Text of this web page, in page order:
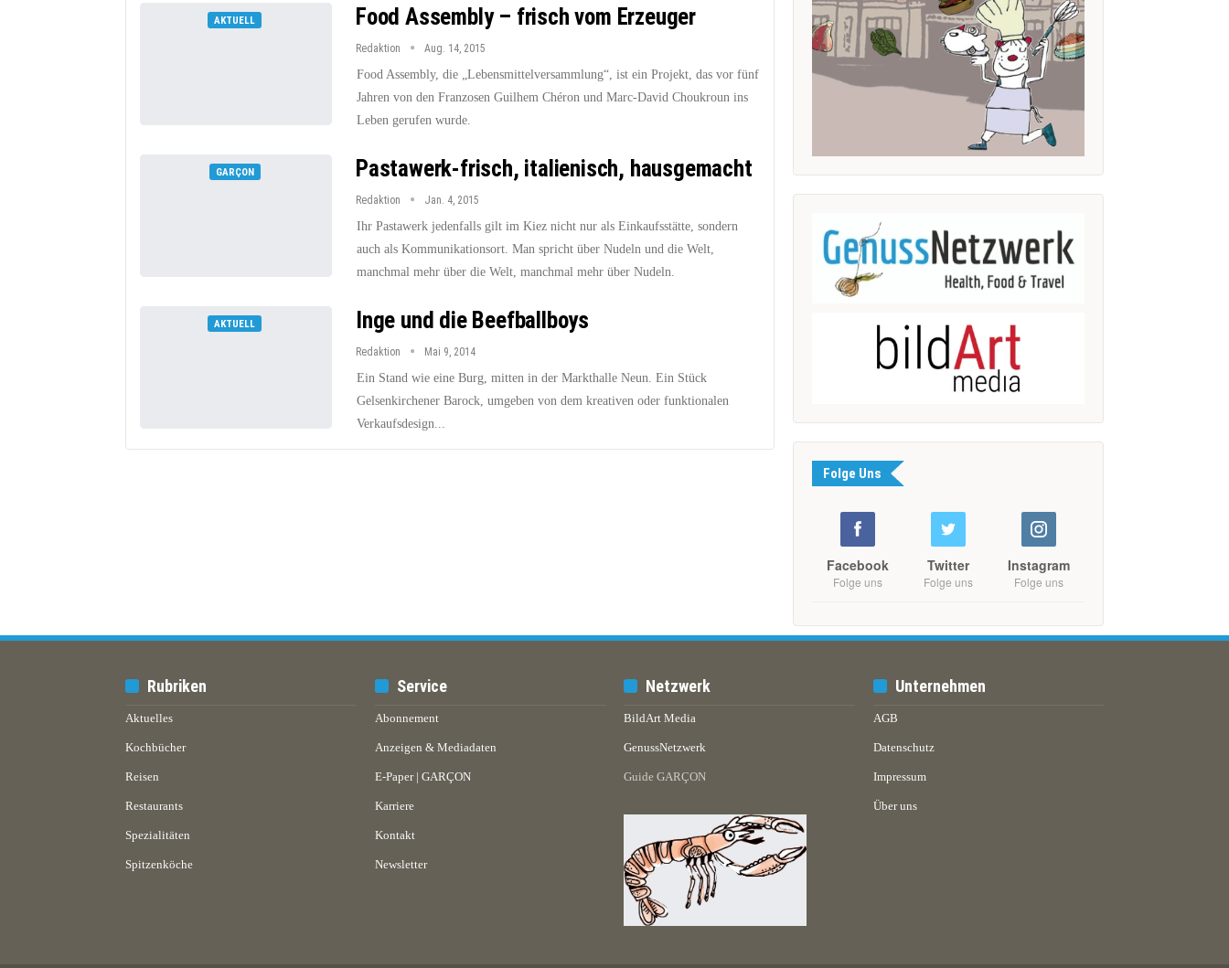
AKTUELL Food Assembly – frisch vom Erzeuger
Redaktion Aug. 14, 2015
Food Assembly, die „Lebensmittelversammlung“, ist ein Projekt, das vor fünf
Jahren von den Franzosen Guilhem Chéron und Marc-David Choukroun ins
Leben gerufen wurde.
GARÇON Pastawerk-frisch, italienisch, hausgemacht
Redaktion Jan. 4, 2015
Ihr Pastawerk jedenfalls gilt im Kiez nicht nur als Einkaufsstätte, sondern
auch als Kommunikationsort. Man spricht über Nudeln und die Welt,
manchmal mehr über die Welt, manchmal mehr über Nudeln.
AKTUELL Inge und die Beefballboys
Redaktion Mai 9, 2014
Ein Stand wie eine Burg, mitten in der Markthalle Neun. Ein Stück
Gelsenkirchener Barock, umgeben von dem kreativen oder funktionalen
Verkaufsdesign...
Folge Uns
Facebook
Folge uns
Twitter
Folge uns
Instagram
Folge uns
Rubriken
Aktuelles
Kochbücher
Reisen
Restaurants
Spezialitäten
Spitzenköche
Service
Abonnement
Anzeigen & Mediadaten
E-Paper | GARÇON
Karriere
Kontakt
Newsletter
Netzwerk
BildArt Media
GenussNetzwerk
Guide GARÇON
Unternehmen
AGB
Datenschutz
Impressum
Über uns